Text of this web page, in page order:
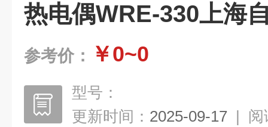
热电偶WRE-330上海
参考价： ￥0~0
型号：
更新时间： 2025-09-17 | 阅